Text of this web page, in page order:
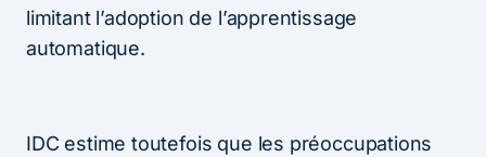
limitant l’adoption de l’apprentissage
automatique.
IDC estime toutefois que les préoccupations